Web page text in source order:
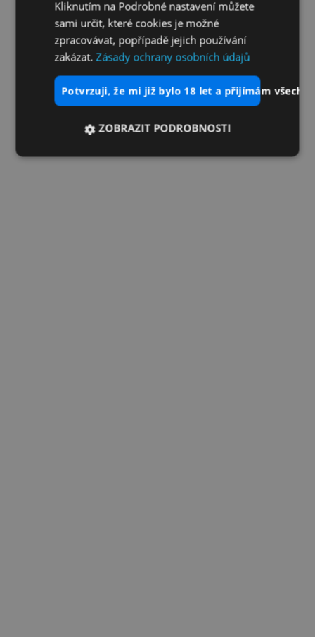
Kliknutím na Podrobné nastavení můžete
sami určit, které cookies je možné
zpracovávat, popřípadě jejich používání
zakázat.Zásady ochrany osobních údajů
potvrzuji, že mi již bylo 18 let a přijímám
ZOBRAZIT PODROBNOSTI